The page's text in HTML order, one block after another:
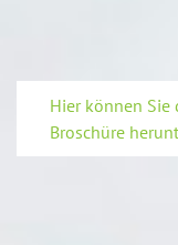
Hier können Sie
Broschüre